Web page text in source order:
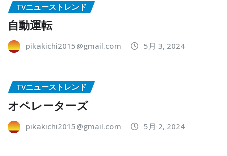
TVニューストレンド
自動運転
pikakichi2015@gmail.com 5月 3, 2024
TVニューストレンド
オペレーターズ
pikakichi2015@gmail.com 5月 2, 2024